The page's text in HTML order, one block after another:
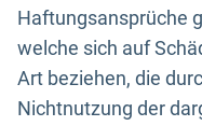
Haftungsansprüche
welche sich auf
Art beziehen, die
Nichtnutzung der